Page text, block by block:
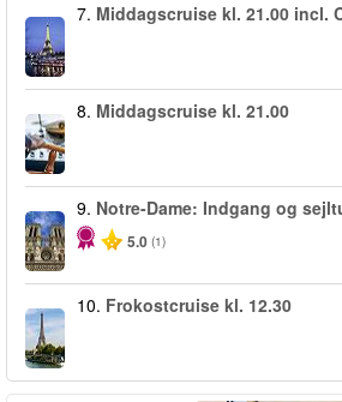
7. Middagscruise kl. 21.00 incl.
8. Middagscruise kl. 21.00
9. Notre-Dame: Indgang og
5.0 (1)
10. Frokostcruise kl. 12.30